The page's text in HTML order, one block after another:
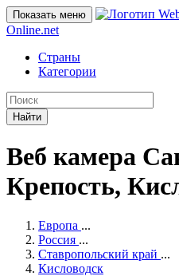
Показать меню
Online.net
Страны
Категории
Найти
Веб камера
Крепость,
Европа ...
Россия ...
Ставропольский край ...
Кисловодск